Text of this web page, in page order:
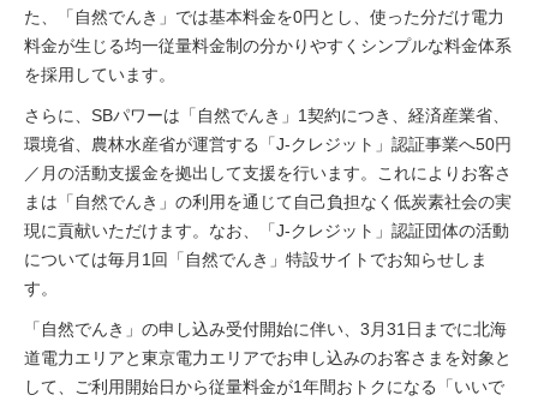
た、「自然でんき」では基本料金を0円とし、使った分だけ電力
料金が生じる均一従量料金制の分かりやすくシンプルな料金体系
を採用しています。
さらに、SBパワーは「自然でんき」1契約につき、経済産業省、
環境省、農林水産省が運営する「J‐クレジット」認証事業へ50円
／月の活動支援金を拠出して支援を行います。これによりお客さ
まは「自然でんき」の利用を通じて自己負担なく低炭素社会の実
現に貢献いただけます。なお、「J‐クレジット」認証団体の活動
については毎月1回「自然でんき」特設サイトでお知らせしま
す。
「自然でんき」の申し込み受付開始に伴い、3月31日までに北海
道電力エリアと東京電力エリアでお申し込みのお客さまを対象と
して、ご利用開始日から従量料金が1年間おトクになる「いいで